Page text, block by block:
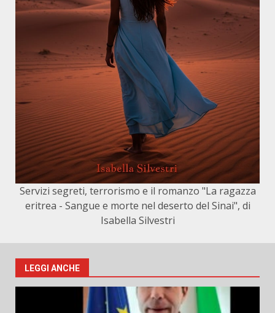
Servizi segreti, terrorismo e il romanzo "La ragazza
eritrea - Sangue e morte nel deserto del Sinai", di
Isabella Silvestri
LEGGI ANCHE